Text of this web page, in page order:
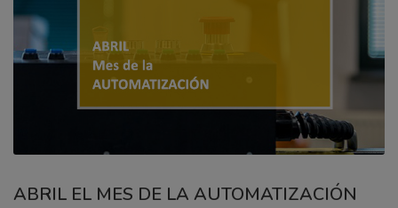
ABRIL EL MES DE LA AUTOMATIZACIÓN